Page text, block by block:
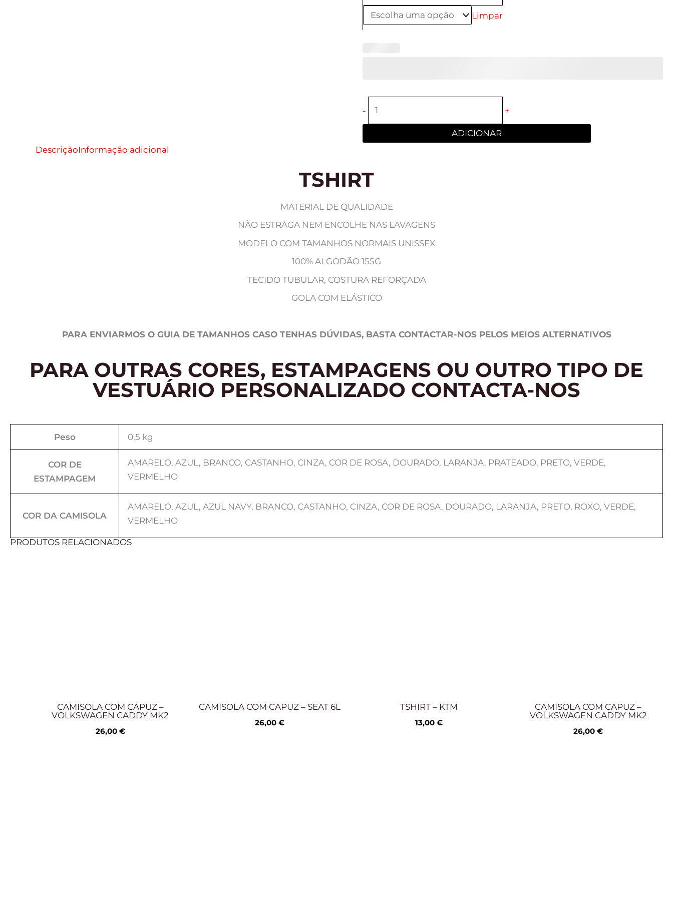
Limpar
- +
ADICIONAR
DescriçãoInformação adicional
TSHIRT
MATERIAL DE QUALIDADE
NÃO ESTRAGA NEM ENCOLHE NAS LAVAGENS
MODELO COM TAMANHOS NORMAIS UNISSEX
100% ALGODÃO 155G
TECIDO TUBULAR, COSTURA REFORÇADA
GOLA COM ELÁSTICO
PARA ENVIARMOS O GUIA DE TAMANHOS CASO TENHAS DÚVIDAS, BASTA CONTACTAR-NOS PELOS MEIOS ALTERNATIVOS
PARA OUTRAS CORES, ESTAMPAGENS OU OUTRO TIPO DE
VESTUÁRIO PERSONALIZADO CONTACTA-NOS
Peso 0,5 kg
COR DE
ESTAMPAGEM
AMARELO, AZUL, BRANCO, CASTANHO, CINZA, COR DE ROSA, DOURADO, LARANJA, PRATEADO, PRETO, VERDE,
VERMELHO
COR DA CAMISOLA
AMARELO, AZUL, AZUL NAVY, BRANCO, CASTANHO, CINZA, COR DE ROSA, DOURADO, LARANJA, PRETO, ROXO, VERDE,
VERMELHO
PRODUTOS RELACIONADOS
CAMISOLA COM CAPUZ –
VOLKSWAGEN CADDY MK2
26,00 €
CAMISOLA COM CAPUZ – SEAT 6L
26,00 €
TSHIRT – KTM
13,00€
CAMISOLA COM CAPUZ –
VOLKSWAGEN CADDY MK2
26,00€